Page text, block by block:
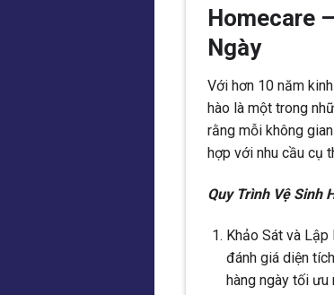
Homecare
Ngày
Với hơn 10 năm
hào là một trong
rằng mỗi không
hợp với nhu cầu cụ
Quy Trình Vệ Sinh
Khảo Sát và
đánh giá diện
hàng ngày tối ưu